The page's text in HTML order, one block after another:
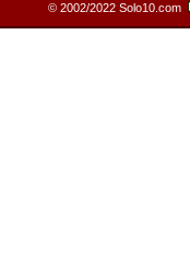
© 2002/2022 Solo10.com